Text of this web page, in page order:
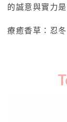
的誠意與實力
療癒香草：忍冬